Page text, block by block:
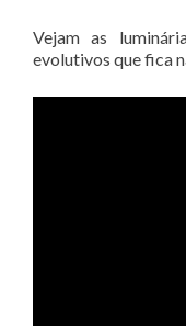
Vejam as
evolutivos que fica